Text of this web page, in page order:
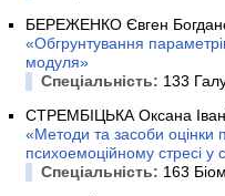
БЕРЕЖЕНКО Євген
«Обгрунтування
модуля»
Спеціальність: 133
СТРЕМБІЦЬКА Оксана
«Методи та засоби оцінки
психоемоційному стресі у
Спеціальність: 163